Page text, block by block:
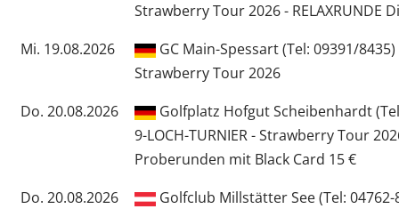
Strawberry Tour 2026 - RELAXRUNDE
Mi. 19.08.2026
GC Main-Spessart (Tel: 09391/8435)
Strawberry Tour 2026
Do. 20.08.2026
Golfplatz Hofgut Scheibenhardt
9-LOCH-TURNIER - Strawberry Tour
Proberunden mit Black Card 15 €
Do. 20.08.2026
Golfclub Millstätter See (Tel: 04762-